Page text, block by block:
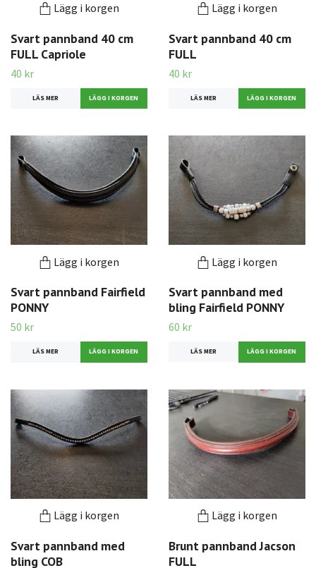
Lägg i korgen
Svart pannband 40 cm
FULL Capriole
40 kr
LÄS MER
Lägg i korgen
Svart pannband 40 cm
FULL
40 kr
LÄS MER
Lägg i korgen
Svart pannband Fairfield
PONNY
50 kr
LÄS MER
Lägg i korgen
Svart pannband med
bling Fairfield PONNY
60 kr
LÄS MER
Lägg i korgen
Svart pannband med
bling COB
Lägg i korgen
Brunt pannband Jacson
FULL